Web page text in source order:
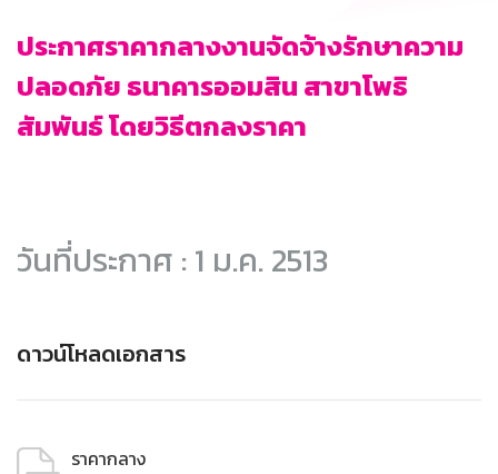
ประกาศราคากลางงานจัดจ้างรักษาความ
ปลอดภัย ธนาคารออมสิน สาขาโพธิ
สัมพันธ์ โดยวิธีตกลงราคา
วันที่ประกาศ : 1 ม.ค. 2513
ดาวน์โหลดเอกสาร
ราคากลาง